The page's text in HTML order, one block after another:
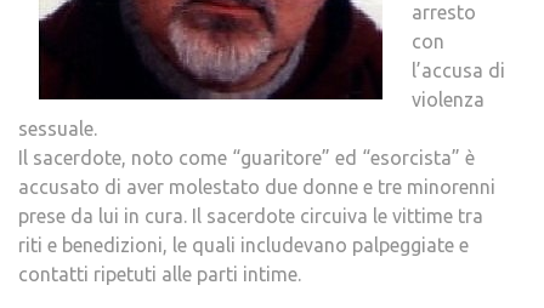
arresto
con
l’accusa di
violenza
sessuale.
Il sacerdote, noto come “guaritore” ed “esorcista” è
accusato di aver molestato due donne e tre minorenni
prese da lui in cura. Il sacerdote circuiva le vittime tra
riti e benedizioni, le quali includevano palpeggiate e
contatti ripetuti alle parti intime.